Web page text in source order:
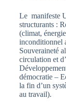
Le manifeste
structurants :
(climat,
inconditionnel
Souveraineté
circulation et
démocratie –
la fin d’un
au travail).